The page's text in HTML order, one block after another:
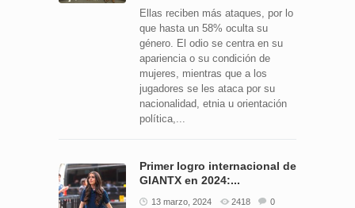
Ellas reciben más ataques, por lo
que hasta un 58% oculta su
género. El odio se centra en su
apariencia o su condición de
mujeres, mientras que a los
jugadores se les ataca por su
nacionalidad, etnia u orientación
política,...
Primer logro internacional de
GIANTX en 2024:...
13 marzo, 2024 2418 0